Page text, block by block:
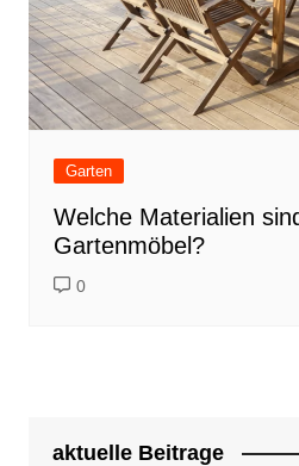
Garten
Welche Materialien
Gartenmöbel?
0
aktuelle Beitrage